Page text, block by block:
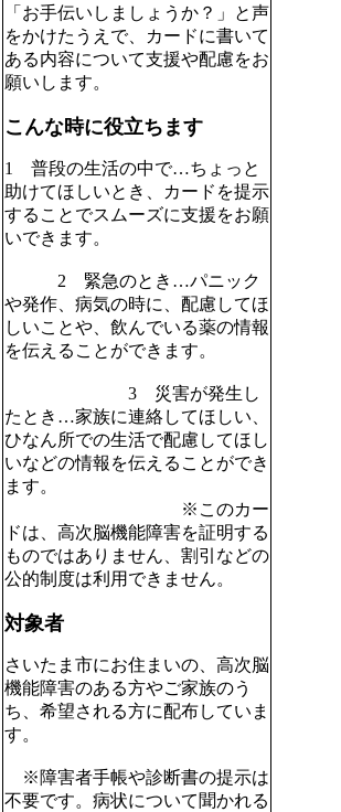
「お手伝いしましょうか？」と声
をかけたうえで、カードに書いて
ある内容について支援や配慮をお
願いします。
こんな時に役立ちます
1 普段の生活の中で…ちょっと
助けてほしいとき、カードを提示
することでスムーズに支援をお願
いできます。
2 緊急のとき…パニック
や発作、病気の時に、配慮してほ
しいことや、飲んでいる薬の情報
を伝えることができます。
3 災害が発生し
たとき…家族に連絡してほしい、
ひなん所での生活で配慮してほし
いなどの情報を伝えることができ
ます。
※このカー
ドは、高次脳機能障害を証明する
ものではありません、割引などの
公的制度は利用できません。
対象者
さいたま市にお住まいの、高次脳
機能障害のある方やご家族のう
ち、希望される方に配布していま
す。
※障害者手帳や診断書の提示は
不要です。病状について聞かれる